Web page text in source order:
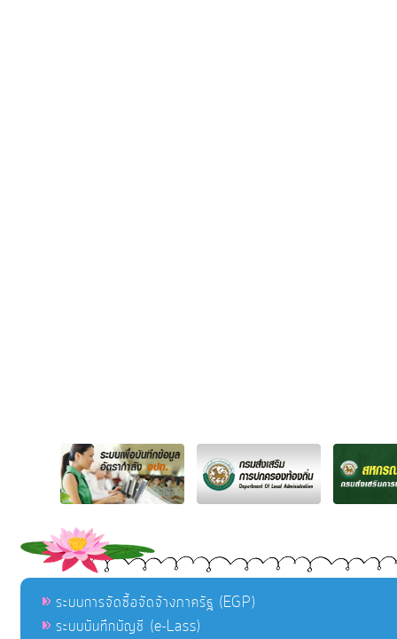
ระบบการจัดซื้อจัดจ้างภาครัฐ (EGP)
ระบบบันทึกบัญชี (e-Lass)